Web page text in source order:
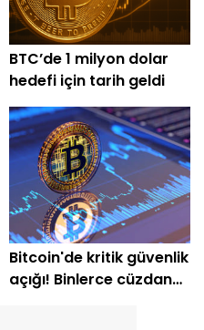
BTC’de 1 milyon dolar
hedefi için tarih geldi
Bitcoin'de kritik güvenlik
açığı! Binlerce cüzdan